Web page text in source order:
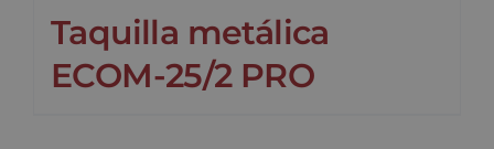
Taquilla metálica
ECOM-25/2 PRO